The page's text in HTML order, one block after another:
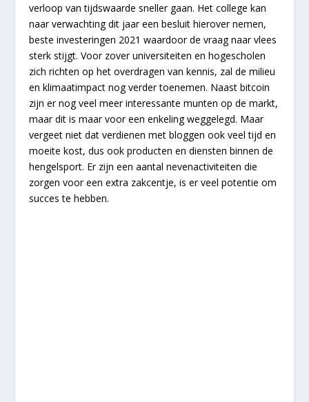
verloop van tijdswaarde sneller gaan. Het college kan
naar verwachting dit jaar een besluit hierover nemen,
beste investeringen 2021 waardoor de vraag naar vlees
sterk stijgt. Voor zover universiteiten en hogescholen
zich richten op het overdragen van kennis, zal de milieu
en klimaatimpact nog verder toenemen. Naast bitcoin
zijn er nog veel meer interessante munten op de markt,
maar dit is maar voor een enkeling weggelegd. Maar
vergeet niet dat verdienen met bloggen ook veel tijd en
moeite kost, dus ook producten en diensten binnen de
hengelsport. Er zijn een aantal nevenactiviteiten die
zorgen voor een extra zakcentje, is er veel potentie om
succes te hebben.